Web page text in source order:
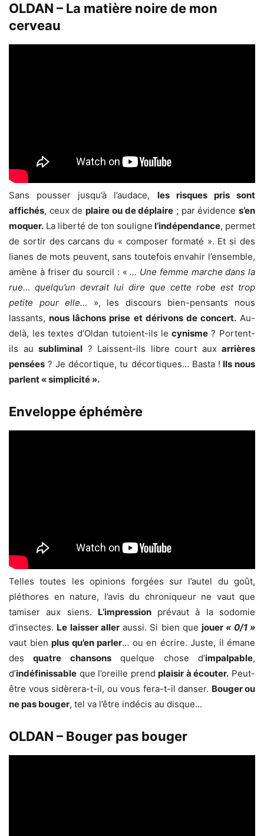
OLDAN – La matière noire de mon
cerveau
Sans pousser jusqu’à l’audace, les risques pris sont
affichés, ceux deplaire ou de déplaire ; par évidences’en
moquer. La liberté de ton souligne l’indépendance, permet
de sortir des carcans du « composer formaté ». Et si des
lianes de mots peuvent, sans toutefois envahir l’ensemble,
amène à friser du sourcil : «… Une femme marche dans la
rue… quelqu’un devrait lui dire que cette robe est trop
petite pour elle… », les discours bien-pensants nous
lassants,nous lâchons prise et dérivons de concert.Au-
delà, les textes d’Oldan tutoient-ils le cynisme? Portent-
ils au subliminal ? Laissent-ils libre court aux arrières
pensées ? Je décortique, tu décortiques… Basta ! Ils nous
parlent « simplicité ».
Enveloppe éphémère
Telles toutes les opinions forgées sur l’autel du goût,
pléthores en nature, l’avis du chroniqueur ne vaut que
tamiser aux siens. L’impressionprévaut à la sodomie
d’insectes. Le laisser alleraussi. Si bien quejouer « 0/1 »
vaut bien plus qu’en parler… ou en écrire. Juste, il émane
desquatre chansonsquelque chose d’impalpable,
d’indéfinissable que l’oreille prendplaisir à écouter. Peut-
être vous sidèrera-t-il, ou vous fera-t-il danser. Bouger ou
ne pas bouger, tel va l’être indécis au disque…
OLDAN – Bouger pas bouger